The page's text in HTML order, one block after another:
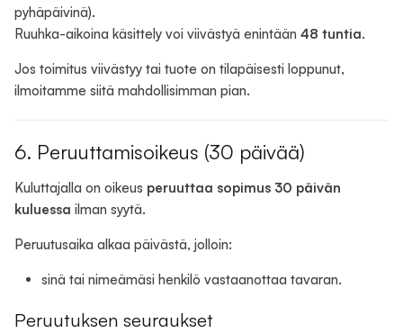
pyhäpäivinä).
Ruuhka-aikoina käsittely voi viivästyä enintään 48 tuntia.
Jos toimitus viivästyy tai tuote on tilapäisesti loppunut,
ilmoitamme siitä mahdollisimman pian.
6. Peruuttamisoikeus (30 päivää)
Kuluttajalla on oikeus peruuttaa sopimus 30 päivän
kuluessa ilman syytä.
Peruutusaika alkaa päivästä, jolloin:
sinä tai nimeämäsi henkilö vastaanottaa tavaran.
Peruutuksen seuraukset